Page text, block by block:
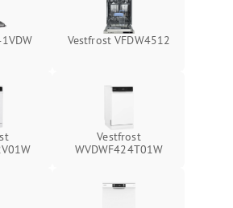
Vestfrost VFDW4512
Vestfrost
WVDWF424T01W